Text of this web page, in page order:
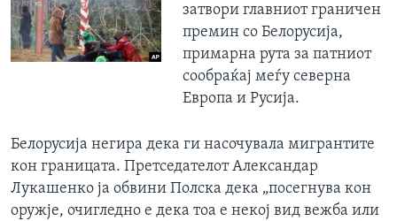
затвори главниот граничен
премин со Белорусија,
примарна рута за патниот
сообраќај меѓу северна
Европа и Русија.
Белорусија негира дека ги насочувала мигрантите
кон границата. Претседателот Александар
Лукашенко ја обвини Полска дека „посегнува кон
оружје, очигледно е дека тоа е некој вид вежба или